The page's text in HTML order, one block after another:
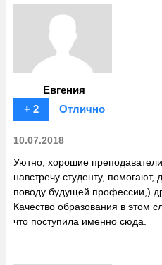
Евгения
+ 2
Отлично
10.07.2018
Уютно, хорошие
навстречу студенту,
поводу будущей профессии,)
Качество образования в этом
что поступила именно сюда.